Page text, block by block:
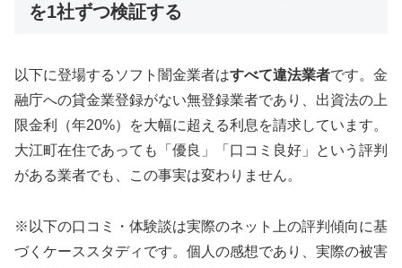
を1社ずつ検証する
以下に登場するソフト闇金業者はすべて違法業者です。金
融庁への貸金業登録がない無登録業者であり、出資法の上
限金利（年20%）を大幅に超える利息を請求しています。
大江町在住であっても「優良」「口コミ良好」という評判
がある業者でも、この事実は変わりません。
※以下の口コミ・体験談は実際のネット上の評判傾向に基
づくケーススタディです。個人の感想であり、実際の被害